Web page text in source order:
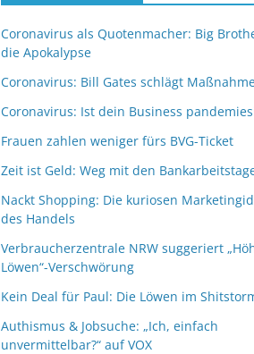
Coronavirus als Quotenmacher: Big
die Apokalypse
Coronavirus: Bill Gates schlägt
Coronavirus: Ist dein Business
Frauen zahlen weniger fürs BVG-Ticket
Zeit ist Geld: Weg mit den
Nackt Shopping: Die kuriosen
des Handels
Verbraucherzentrale NRW suggeriert
Löwen“-Verschwörung
Kein Deal für Paul: Die Löwen im
Authismus & Jobsuche: „Ich, einfach
unvermittelbar?“ auf VOX